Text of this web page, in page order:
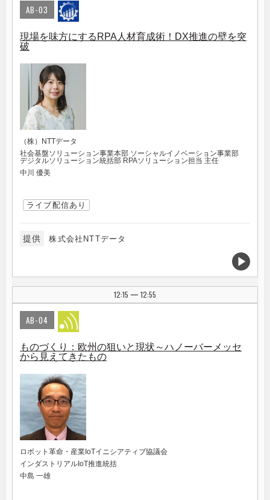
AB-03
現場を味方にするRPA人材育成術！DX推進の壁を突
破
（株）NTTデータ
社会基盤ソリューション事業本部 ソーシャルイノベーション事業部
デジタルソリューション統括部 RPAソリューション担当 主任
中川 優美
ライブ配信あり
提供 株式会社NTTデータ
12:15 | 12:55
AB-04
ものづくり：欧州の狙いと現状～ハノーバーメッセ
から見えてきたもの
ロボット革命・産業IoTイニシアティブ協議会
インダストリアルIoT推進統括
中島 一雄